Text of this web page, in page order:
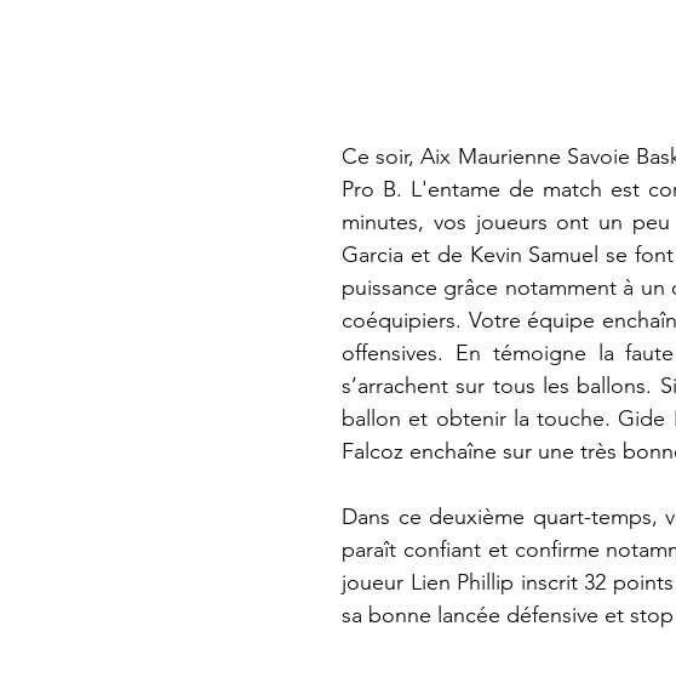
Ce soir, Aix Maurienne Savoie
Pro B. L'entame de match est
minutes, vos joueurs ont un
Garcia et de Kevin Samuel se
puissance grâce notamment à
coéquipiers. Votre équipe
offensives. En témoigne la
s’arrachent sur tous les ballons.
ballon et obtenir la touche.
Falcoz enchaîne sur une très
Dans ce deuxième quart-temps,
paraît confiant et confirme
joueur Lien Phillip inscrit 32
sa bonne lancée défensive et